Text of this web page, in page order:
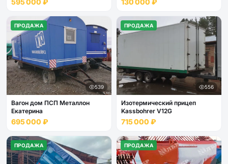
595 000 ₽ 130 000 ₽
ПРОДАЖА
539
Вагон дом ПСП Металлон
Екатерина
695 000 ₽
ПРОДАЖА
556
Изотермический прицеп
Kassbohrer V12G
715 000 ₽
ПРОДАЖА ПРОДАЖА